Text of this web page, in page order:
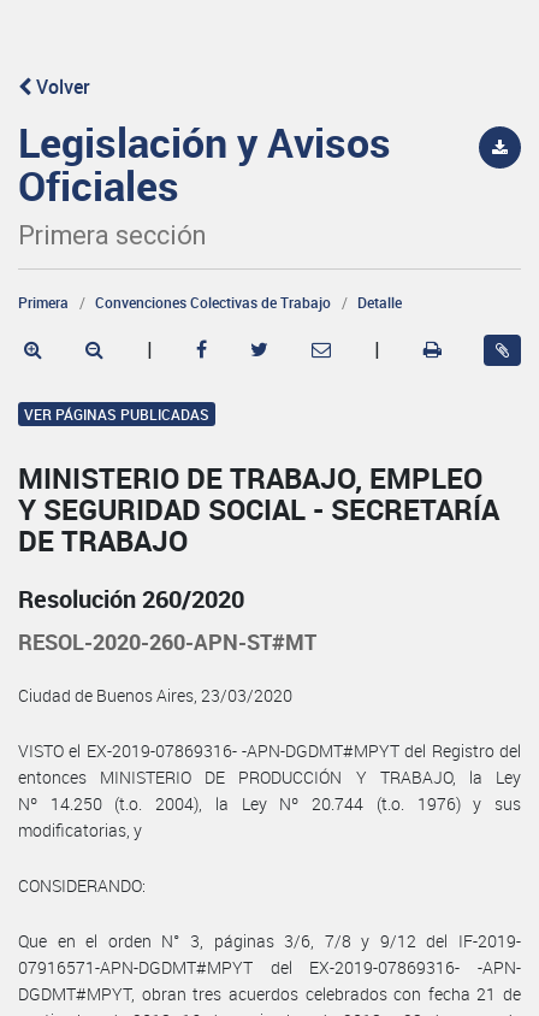
Volver
Legislación y Avisos
Oficiales
Primera sección
Primera Convenciones Colectivas de Trabajo Detalle
| |
VER PÁGINAS PUBLICADAS
MINISTERIO DE TRABAJO, EMPLEO
Y SEGURIDAD SOCIAL - SECRETARÍA
DE TRABAJO
Resolución 260/2020
RESOL-2020-260-APN-ST#MT
Ciudad de Buenos Aires, 23/03/2020
VISTO el EX-2019-07869316- -APN-DGDMT#MPYT del Registro del
entonces MINISTERIO DE PRODUCCIÓN Y TRABAJO, la Ley
Nº 14.250 (t.o. 2004), la Ley Nº 20.744 (t.o. 1976) y sus
modificatorias, y
CONSIDERANDO:
Que en el orden N° 3, páginas 3/6, 7/8 y 9/12 del IF-2019-
07916571-APN-DGDMT#MPYT del EX-2019-07869316- -APN-
DGDMT#MPYT, obran tres acuerdos celebrados con fecha 21 de